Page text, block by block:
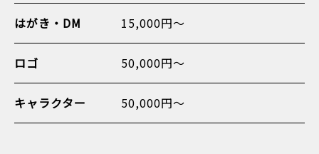
はがき・DM 15,000円〜
ロゴ 50,000円〜
キャラクター 50,000円〜